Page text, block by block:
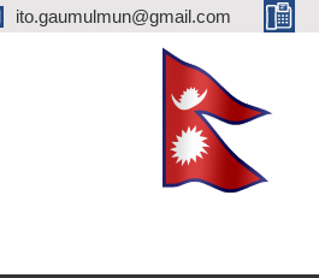
ito.gaumulmun@gmail.com